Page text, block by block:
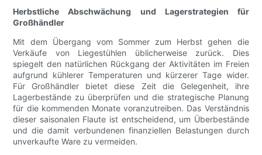
Herbstliche Abschwächung und Lagerstrategien für
Großhändler
Mit dem Übergang vom Sommer zum Herbst gehen die
Verkäufe von Liegestühlen üblicherweise zurück. Dies
spiegelt den natürlichen Rückgang der Aktivitäten im Freien
aufgrund kühlerer Temperaturen und kürzerer Tage wider.
Für Großhändler bietet diese Zeit die Gelegenheit, ihre
Lagerbestände zu überprüfen und die strategische Planung
für die kommenden Monate voranzutreiben. Das Verständnis
dieser saisonalen Flaute ist entscheidend, um Überbestände
und die damit verbundenen finanziellen Belastungen durch
unverkaufte Ware zu vermeiden.